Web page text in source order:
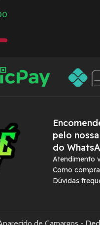
pelo
do
Atendimento
Como
Dúvidas